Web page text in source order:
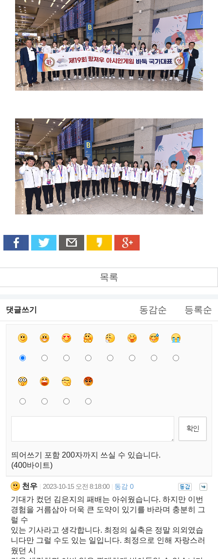
목록
댓글쓰기 동감순 등록순
띄어쓰기 포함 200자까지 쓰실 수 있습니다.
(400바이트)
천우 2023-10-15 오전 8:18:00 동감 0
기대가 컸던 김은지의 패배는 아쉬웠습니다. 하지만 이번
경험을 거름삼아 더욱 큰 도약이 있기를 바라며 충분히 그
럴 수
있는 기사라고 생각합니다. 최정의 실축은 정말 의외였습
니다만 그럴 수도 있는 일입니다. 최정으로 인해 자랑스러
웠던 시